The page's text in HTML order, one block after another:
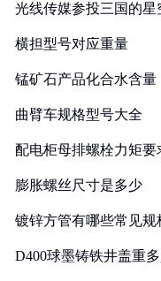
光线传媒参投三国的星
横担型号对应重量
锰矿石产品化合水含量
曲臂车规格型号大全
配电柜母排螺栓力矩
膨胀螺丝尺寸是多少
镀锌方管有哪些常见规
D400球墨铸铁井盖重